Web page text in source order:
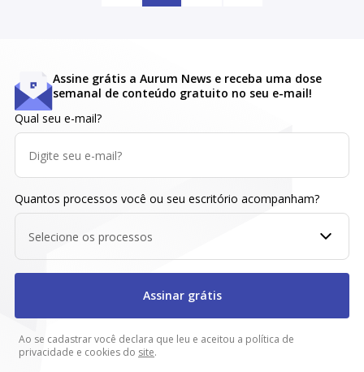
Assine grátis a Aurum News e receba uma dose
semanal de conteúdo gratuito no seu e-mail!
Qual seu e-mail?
Quantos processos você ou seu escritório acompanham?
Selecione os processos
Assinar grátis
Ao se cadastrar você declara que leu e aceitou a política de
privacidade e cookies do site.